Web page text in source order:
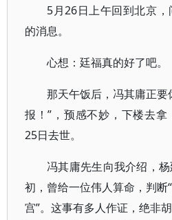
5月26日上午回到北京
的消息。
心想：廷福真的好了吧。
那天午饭后，冯其庸正
报！”，预感不妙，下楼去
25日去世。
冯其庸先生向我介绍，
初，曾给一位伟人算命，判断
宫”。这事有多人作证，绝非